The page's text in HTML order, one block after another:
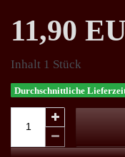
11,90
Inhalt 1 Stück
Durchschnittliche